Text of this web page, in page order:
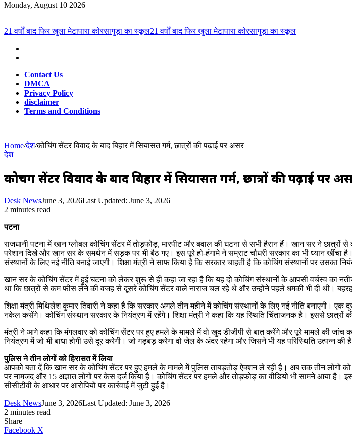
Monday, August 10 2026
मध्य प्रदेश में जलप्रलय जैसे हालात, भोपाल के रिहायशी इलाके डूबे; कई जिलों में स्कूल बंद
Contact Us
DMCA
Privacy Policy
disclaimer
Terms and Conditions
Home/देश/कोचिंग सेंटर विवाद के बाद बिहार में सियासत गर्म, छात्रों की पढ़ाई पर असर
देश
कोचिंग सेंटर विवाद के बाद बिहार में सियासत गर्म, छात्रों की पढ़ाई पर
Desk NewsJune 3, 2026Last Updated: June 3, 2026
2 minutes read
पटना
राजधानी पटना में खान ग्लोबल कोचिंग सेंटर में तोड़फोड़, मारपीट और बवाल की घटना से सभी हैरान हैं। खान सर ने
परेशान दिखे और खान सर के समर्थन में सड़क पर भी बैठ गए। इस पूरे हो-हंगामे ने सम्राट चौधरी सरकार का भी ध्यान खींचा
संस्थानों के लिए नई नीति बनाई जाएगी। शिक्षा मंत्री ने साफ किया है कि सरकार चाहती है कि कोचिंग संस्थानों पर उसका
खान सर के कोचिंग सेंटर में हुई घटना को लेकर शुरू से ही कहा जा रहा है कि यह दो कोचिंग संस्थानों के आपसी वर्चस्व का
था कि छात्रों से कम फीस लेने की वजह से दूसरे कोचिंग सेंटर वाले नाराज चल रहे थे और उन्होंने पहले धमकी भी दी थी।
शिक्षा मंत्री मिथिलेश कुमार तिवारी ने कहा है कि सरकार अगले तीन महीने में कोचिंग संस्थानों के लिए नई नीति बनाएगी।
नकेल कसेंगे। कोचिंग संस्थान सरकार के नियंत्रण में रहेंगे। शिक्षा मंत्री ने कहा कि यह स्थिति चिंताजनक है। इससे छात्रों की
मंत्री ने आगे कहा कि मंगलवार को कोचिंग सेंटर पर हुए हमले के मामले में वो खुद डीजीपी से बात करेंगे और पूरे मामले की जांच
नियंत्रण में जो भी बाधा होगी उसे दूर करेगी। जो गड़बड़ करेगा वो जेल के अंदर रहेगा और जिसने भी यह परिस्थिति उत्पन्न की
पुलिस ने तीन लोगों को हिरासत में लिया
आपको बता दें कि खान सर के कोचिंग सेंटर पर हुए हमले के मामले में पुलिस ताबड़तोड़ ऐक्शन ले रही है। अब तक तीन लोगों
पर नामजद और 15 अज्ञात लोगों पर केस दर्ज किया है। कोचिंग सेंटर पर हमले और तोड़फोड़ का वीडियो भी सामने आया
सीसीटीवी के आधार पर आरोपियों पर कार्रवाई में जुटी हुई है।
Desk NewsJune 3, 2026Last Updated: June 3, 2026
2 minutes read
Share
Facebook X